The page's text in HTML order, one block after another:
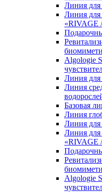
Линия
Линия для
Algologie
Линия для
Линия
Базовая
Линия
Линия
Линия для
Algologie